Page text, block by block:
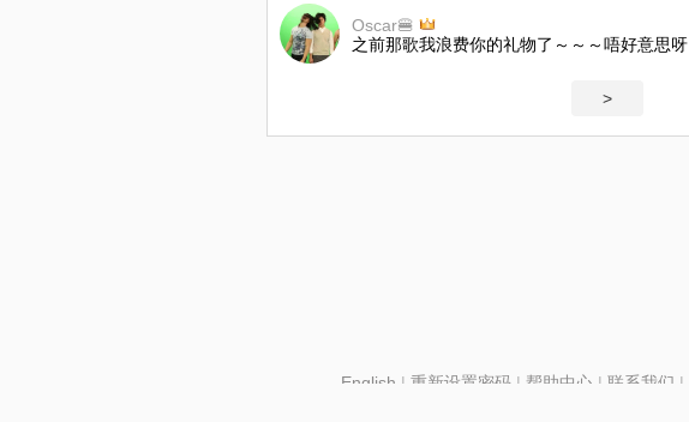
Oscar🍔
之前那歌我浪费你的礼物了～～～唔好意思呀
>
English | 重新设置密码| 帮助中心 | 联系我们 |